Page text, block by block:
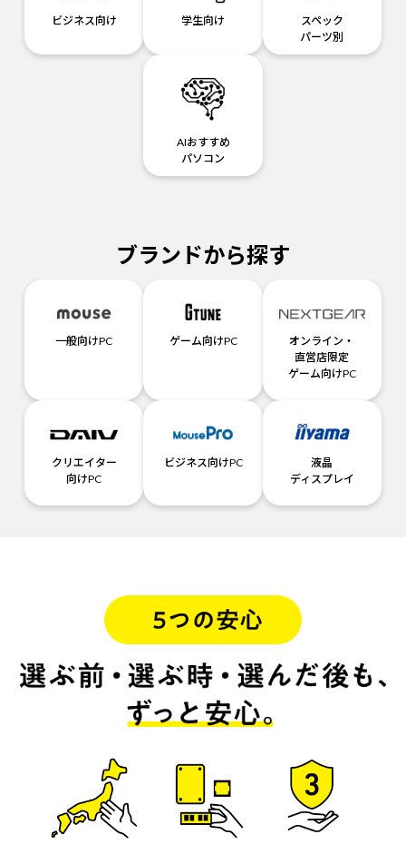
ビジネス向け 学生向け
スペック
パーツ別
AIおすすめ
パソコン
ブランドから探す
一般向けPC ゲーム向けPC
オンライン・
直営店限定
ゲーム向けPC
クリエイター
向けPC
ビジネス向けPC
液晶
ディスプレイ